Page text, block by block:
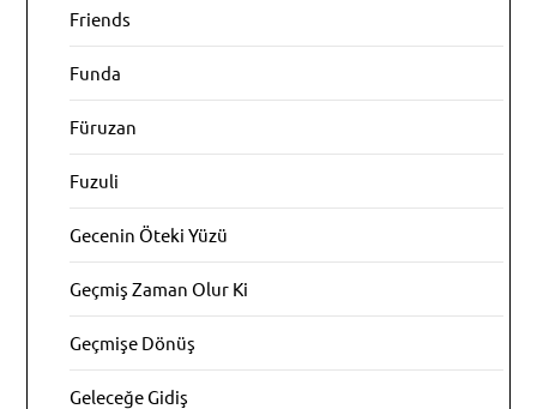
Friends
Funda
Füruzan
Fuzuli
Gecenin Öteki Yüzü
Geçmiş Zaman Olur Ki
Geçmişe Dönüş
Geleceğe Gidiş